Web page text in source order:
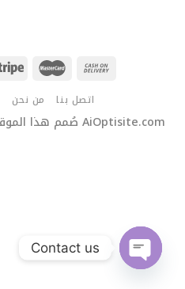
من نحن اتصل بنا
© صُمم هذا الموقع بكل حب وإبداع من فريق AiOptisite.com
Contact us